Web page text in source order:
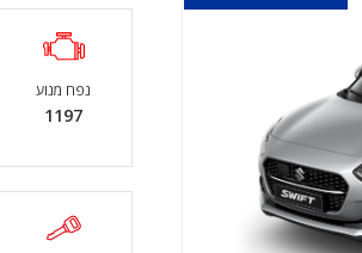
נפח מנוע
1197